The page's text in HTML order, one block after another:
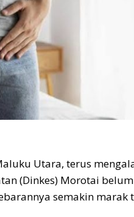
Utara, terus
(Dinkes) Morotai
semakin marak